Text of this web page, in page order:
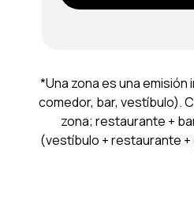
*Una zona es una
comedor, bar, vestíbulo).
zona; restaurante +
(vestíbulo + restaurante